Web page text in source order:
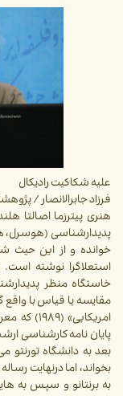
علیه شکاکیت رادیکال
فرزاد جابرالانصار /
هنری پیترزما اصالتا
پدیدارشناسی (هوسرل،
خوانده و از این حیث
استعلاگرا نوشته
خاستگاه منظر
مقایسه یا قیاس با
پایان نامه کارشناسی
بعد به دانشگاه
بخواند، اما درنهایت
به برنتانو و سپس به